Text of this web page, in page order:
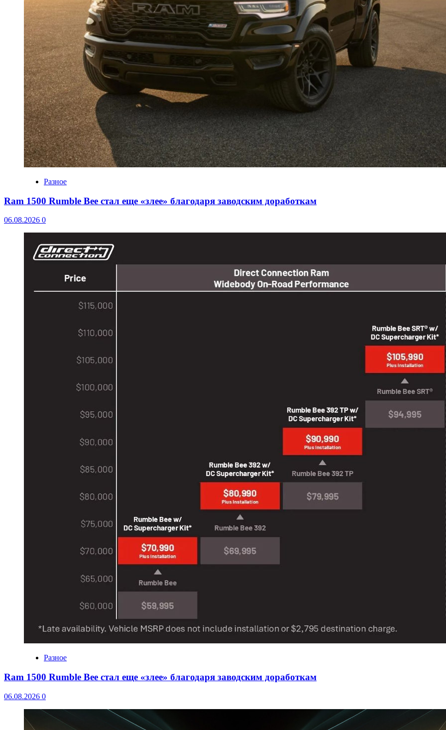
Разное
Ram 1500 Rumble Bee стал еще «злее» благодаря заводским доработкам
06.08.2026 0
Разное
Ram 1500 Rumble Bee стал еще «злее» благодаря заводским доработкам
06.08.2026 0